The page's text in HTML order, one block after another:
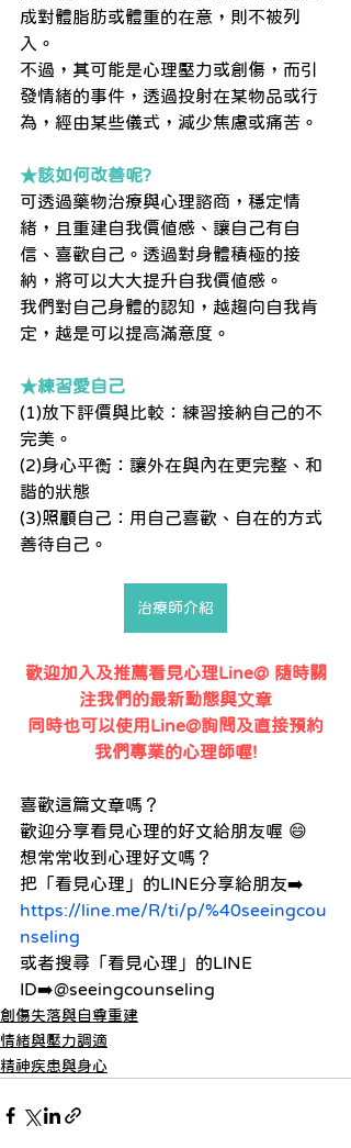
成對體脂肪或體重的在意，則不被列
入。
不過，其可能是心理壓力或創傷，而引
發情緒的事件，透過投射在某物品或行
為，經由某些儀式，減少焦慮或痛苦。
★該如何改善呢?
可透過藥物治療與心理諮商，穩定情
緒，且重建自我價值感、讓自己有自
信、喜歡自己。透過對身體積極的接
納，將可以大大提升自我價值感。
我們對自己身體的認知，越趨向自我肯
定，越是可以提高滿意度。
★練習愛自己
(1)放下評價與比較：練習接納自己的不
完美。
(2)身心平衡：讓外在與內在更完整、和
諧的狀態
(3)照顧自己：用自己喜歡、自在的方式
善待自己。
治療師介紹
歡迎加入及推薦看見心理Line@ 隨時關
注我們的最新動態與文章
同時也可以使用Line@詢問及直接預約
我們專業的心理師喔!
喜歡這篇文章嗎？
歡迎分享看見心理的好文給朋友喔 😄
想常常收到心理好文嗎？
把「看見心理」的LINE分享給朋友➡️
https://line.me/R/ti/p/%40seeingcou
nseling
或者搜尋「看見心理」的LINE
ID➡️@seeingcounseling
創傷失落與自尊重建
情緒與壓力調適
精神疾患與身心